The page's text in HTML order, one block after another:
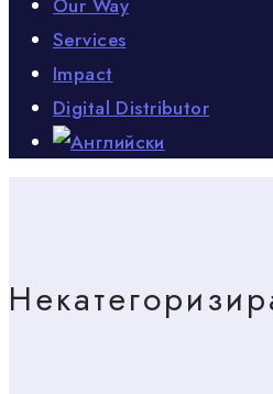
Our Way
Services
Impact
Digital Distributor